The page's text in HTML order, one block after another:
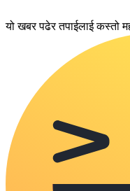
यो खबर पढेर तपाईलाई कस्तो